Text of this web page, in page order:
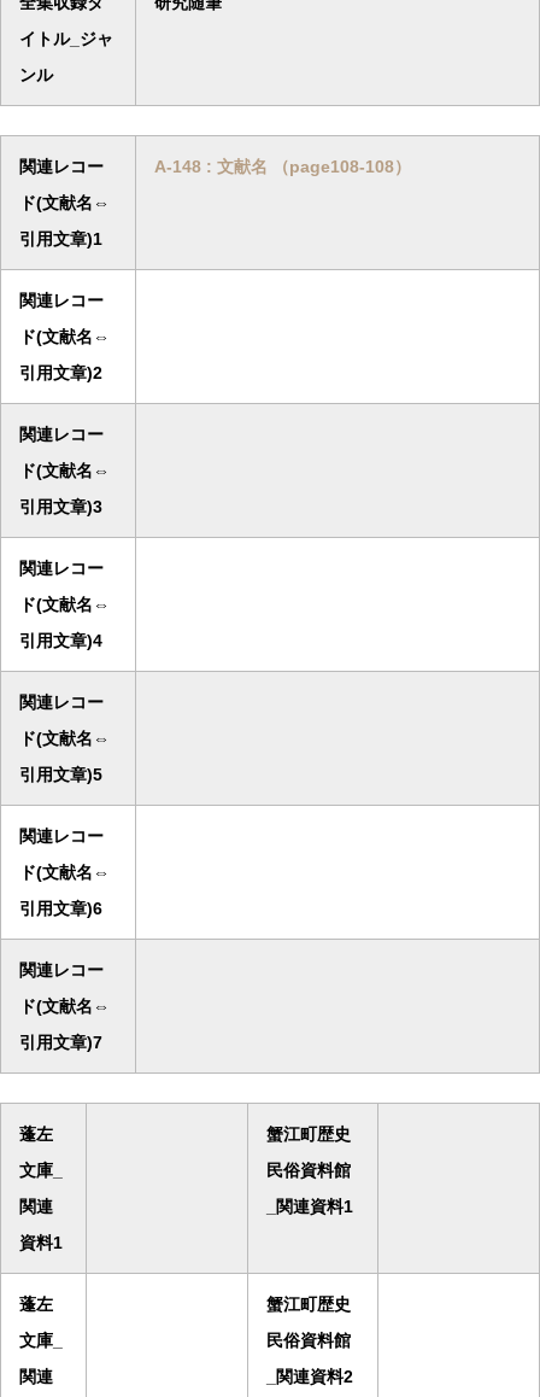
イトル_ジャ
ンル
関連レコー
ド(文献名⇔
引用文章)1
A-148 : 文献名 （page108-108）
関連レコー
ド(文献名⇔
引用文章)2
関連レコー
ド(文献名⇔
引用文章)3
関連レコー
ド(文献名⇔
引用文章)4
関連レコー
ド(文献名⇔
引用文章)5
関連レコー
ド(文献名⇔
引用文章)6
関連レコー
ド(文献名⇔
引用文章)7
蓬左
文庫_
関連
資料1
蟹江町歴史
民俗資料館
_関連資料1
蓬左
文庫_
関連
蟹江町歴史
民俗資料館
_関連資料2